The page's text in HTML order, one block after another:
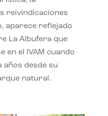
reivindicaciones
aparece reflejado
La Albufera que
en el IVAM cuando
años desde su
natural.